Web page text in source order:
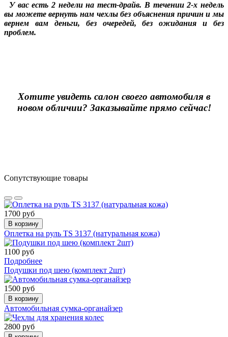
У вас есть 2 недели на тест-драйв. В течении 2-х недель
вы можете вернуть нам чехлы без объяснения причин и мы
вернем вам деньги, без очередей, без ожидания и без
проблем.
Хотите увидеть салон своего автомобиля в
новом обличии? Заказывайте прямо сейчас!
Сопутствующие товары
1700 руб
В корзину
Оплетка на руль TS 3137 (натуральная кожа)
1100 руб
Подробнее
Подушки под шею (комплект 2шт)
1500 руб
В корзину
Автомобильная сумка-органайзер
2800 руб